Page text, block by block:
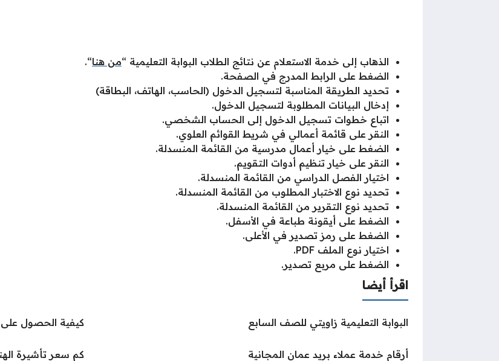
الذهاب إلى خدمة الاستعلام عن نتائج الطلاب البوابة التعليمية “من هنا“.
الضغط على الرابط المدرج في الصفحة.
تحديد الطريقة المناسبة لتسجيل الدخول (الحاسب، الهاتف، البطاقة)
إدخال البيانات المطلوبة لتسجيل الدخول.
اتباع خطوات تسجيل الدخول إلى الحساب الشخصي.
النقر على قائمة أعمالي في شريط القوائم العلوي.
الضغط على خيار أعمال مدرسية من القائمة المنسدلة.
النقر على خيار تنظيم أدوات التقويم.
اختيار الفصل الدراسي من القائمة المنسدلة.
تحديد نوع الاختبار المطلوب من القائمة المنسدلة.
تحديد نوع التقرير من القائمة المنسدلة.
الضغط على أيقونة طباعة في الأسفل.
الضغط على رمز تصدير في الأعلى.
اختيار نوع الملف PDF.
الضغط على مربع تصدير.
اقرأ أيضا
البوابة التعليمية زاويتي للصف السابع كيفية الحصول على
أرقام خدمة عملاء بريد عمان المجانية كم سعر تأشيرة الهند